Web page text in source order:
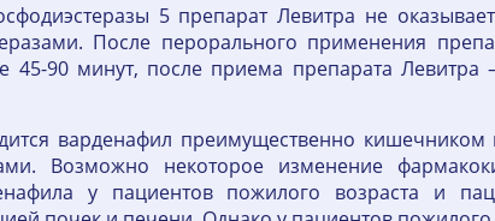
5 препарат Левитра не
После перорального применения
45-90 минут, после приема препарата Левитра
варденафил преимущественно кишечником
Возможно некоторое изменение
у пациентов пожилого возраста и